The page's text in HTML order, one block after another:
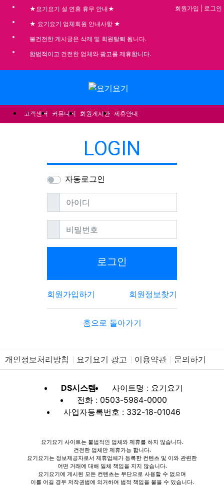
★요기요기 설 연휴 휴무 안내★
★ 요기요기 업체회원 안내사항 ★
불건전한 게시글은 삭제 및 회원탈퇴 됩니다.
합법적이고 건전한 업체와 광고를 제휴합니다.
회원가입 로그인
고객센터 커뮤니티 회원게시판 제휴안내
LOGIN
자동로그인
아이디필수
비밀번호필수
로그인
회원가입하기 회원정보찾기
홈으로 돌아가기
개인정보처리방침 요기요기 광고 이용약관 문의하기
DS시스템
사이트명 : 요기요기
전화 : 0503-5984-0000
사업자등록번호 : 332-18-01046
요기요기 사이트는 불법적인 업체와 제휴를 하지 않습니다.
건전한 업체만 제휴가능 합니다.
요기요기는 정보제공자로서 제휴업체가 등록한 컨텐츠 및 이와 관련한
어떤 거래에 대해 일체 책임을 지지 않습니다.
요기요기에 게시된 모든 컨텐츠는 무단으로 사용할 수 없으며
이를 어길 경우 저작권법에 의거하여 법적 책임을 물을 수 있습니다.